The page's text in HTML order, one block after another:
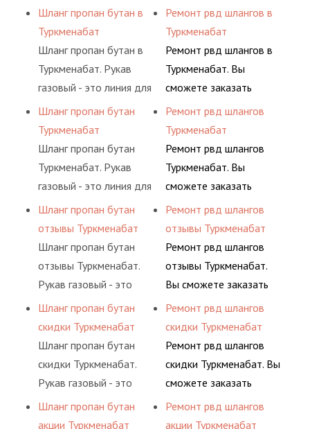
подачи сжатого
воздуха и различных
типов сжиженного газа
(кислород, аргон, метан,
пропан, бутан,
определенными
элементами системы.
Шланг пропан бутан в
Туркменабат
Шланг пропан бутан в
Туркменабат. Рукав
газовый - это линия для
подачи сжатого
воздуха и различных
типов сжиженного газа
(кислород, аргон, метан,
пропан, бутан,
определенными
элементами системы.
Шланг пропан бутан
Туркменабат
Шланг пропан бутан
Туркменабат. Рукав
газовый - это линия для
подачи сжатого
воздуха и различных
типов сжиженного газа
(кислород, аргон, метан,
пропан, бутан,
определенными
элементами системы.
Шланг пропан бутан
отзывы Туркменабат
Шланг пропан бутан
отзывы Туркменабат.
Рукав газовый - это
линия для подачи
сжатого воздуха и
различных типов
сжиженного газа
(кислород, аргон, метан,
ацетилен) между
Шланг пропан бутан
скидки Туркменабат
Шланг пропан бутан
скидки Туркменабат.
Рукав газовый - это
линия для подачи
сжатого воздуха и
Шланг пропан бутан
акции Туркменабат
сервис РВД на разовой
основе либо на
условиях
долговременного
комплексного
гидросистем Вашего
предприятия.
Ремонт рвд шлангов в
Туркменабат
Ремонт рвд шлангов в
Туркменабат. Вы
сможете заказать
сервис РВД на разовой
основе либо на
условиях
долговременного
комплексного
гидросистем Вашего
предприятия.
Ремонт рвд шлангов
Туркменабат
Ремонт рвд шлангов
Туркменабат. Вы
сможете заказать
сервис РВД на разовой
основе либо на
условиях
долговременного
комплексного
гидросистем Вашего
предприятия.
Ремонт рвд шлангов
отзывы Туркменабат
Ремонт рвд шлангов
отзывы Туркменабат.
Вы сможете заказать
сервис РВД на разовой
основе либо на
условиях
долговременного
комплексного
гидросистем Вашего
Ремонт рвд шлангов
скидки Туркменабат
Ремонт рвд шлангов
скидки Туркменабат. Вы
сможете заказать
сервис РВД на разовой
основе либо на
Ремонт рвд шлангов
акции Туркменабат